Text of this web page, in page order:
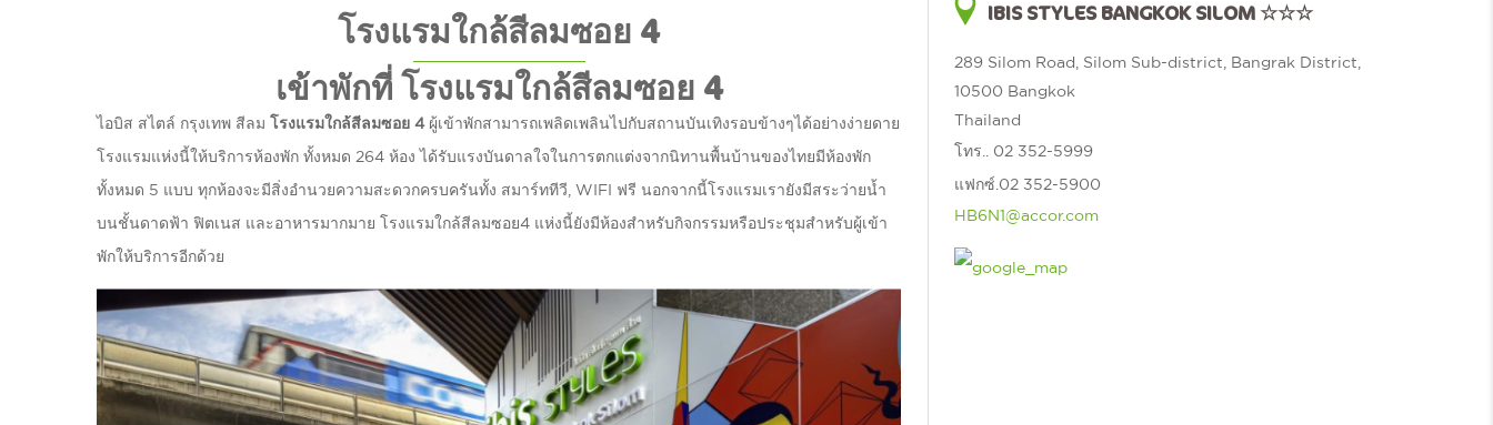
โรงแรมใกล้สีลมซอย 4
เข้าพักที่ โรงแรมใกล้สีลมซอย 4
ไอบิส สไตล์ กรุงเทพ สีลม โรงแรมใกล้สีลมซอย 4ผู้เข้าพักสามารถเพลิดเพลินไปกับสถานบันเทิงรอบข้างๆได้อย่างง่ายดาย
โรงแรมแห่งนี้ให้บริการห้องพัก ทั้งหมด 264 ห้อง ได้รับแรงบันดาลใจในการตกแต่งจากนิทานพื้นบ้านของไทยมีห้องพัก
ทั้งหมด 5 แบบ ทุกห้องจะมีสิ่งอำนวยความสะดวกครบครันทั้ง สมาร์ททีวี, WIFI ฟรี นอกจากนี้โรงแรมเรายังมีสระว่ายน้ำ
บนชั้นดาดฟ้า ฟิตเนส และอาหารมากมาย โรงแรมใกล้สีลมซอย4 แห่งนี้ยังมีห้องสำหรับกิจกรรมหรือประชุมสำหรับผู้เข้า
พักให้บริการอีกด้วย
IBIS STYLES BANGKOK SILOM ☆☆☆
289 Silom Road, Silom Sub-district, Bangrak District,
10500 Bangkok
Thailand
โทร.. 02 352-5999
แฟกซ์. 02 352-5900
HB6N1@accor.com